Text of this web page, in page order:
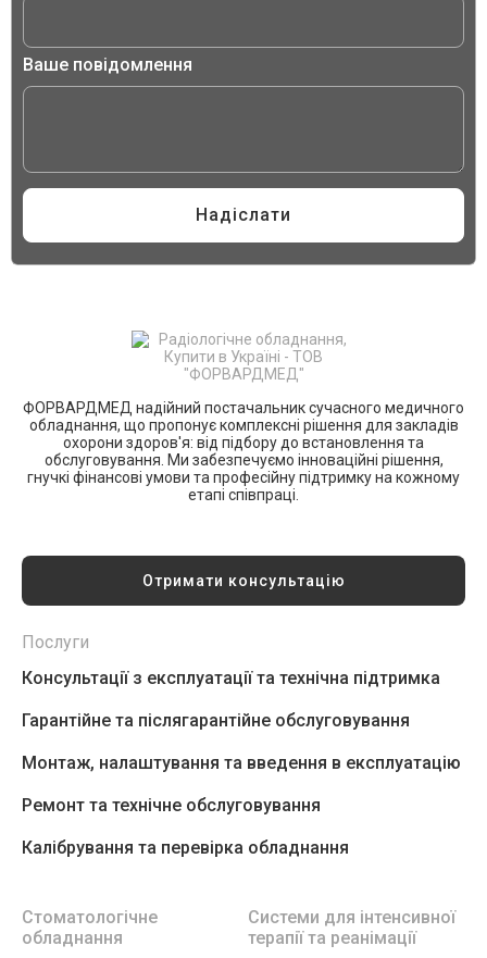
Ваше повідомлення
Надіслати
ФОРВАРДМЕД надійний постачальник сучасного медичного
обладнання, що пропонує комплексні рішення для закладів
охорони здоров'я: від підбору до встановлення та
обслуговування. Ми забезпечуємо інноваційні рішення,
гнучкі фінансові умови та професійну підтримку на кожному
етапі співпраці.
Отримати консультацію
Послуги
Консультації з експлуатації та технічна підтримка
Гарантійне та післягарантійне обслуговування
Монтаж, налаштування та введення в експлуатацію
Ремонт та технічне обслуговування
Калібрування та перевірка обладнання
Стоматологічне
обладнання
Системи для інтенсивної
терапії та реанімації